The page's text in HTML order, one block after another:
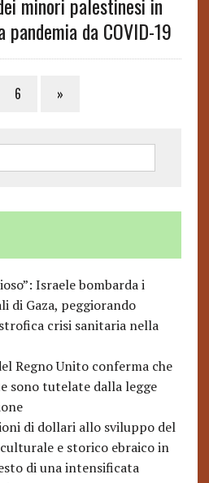
da COVID-19
6 »
Israele bombarda i
di Gaza, peggiorando
crisi sanitaria nella
Regno Unito conferma che
sono tutelate dalla legge
di dollari allo sviluppo del
e storico ebraico in
di una intensificata